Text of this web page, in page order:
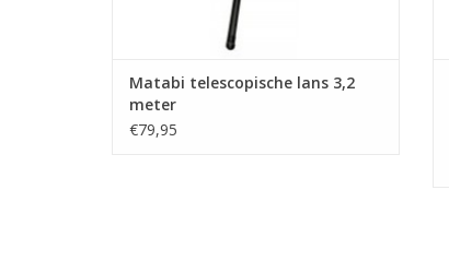
Matabi telescopische lans 3,2
meter
€79,95